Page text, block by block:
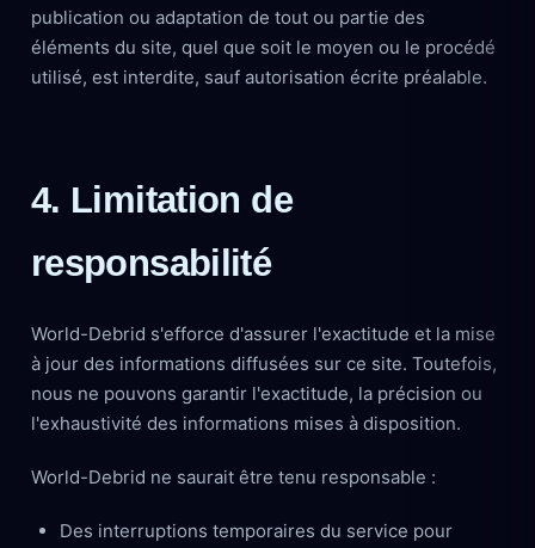
publication ou adaptation de tout ou partie des
éléments du site, quel que soit le moyen ou le procédé
utilisé, est interdite, sauf autorisation écrite préalable.
4. Limitation de
responsabilité
World-Debrid s'efforce d'assurer l'exactitude et la mise
à jour des informations diffusées sur ce site. Toutefois,
nous ne pouvons garantir l'exactitude, la précision ou
l'exhaustivité des informations mises à disposition.
World-Debrid ne saurait être tenu responsable :
Des interruptions temporaires du service pour